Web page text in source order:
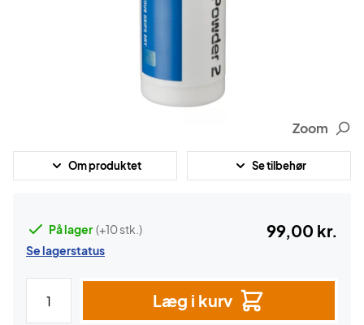
Zoom
Om produktet Se tilbehør
På lager (+10 stk.)
Se lagerstatus
99,00 kr.
Læg i kurv